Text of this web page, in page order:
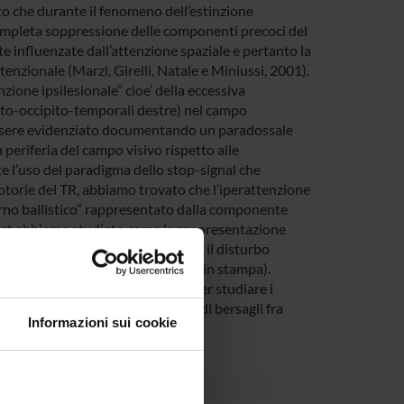
Informazioni sui cookie
che durante il fenomeno dell’estinzione
soppressione delle componenti precoci del
influenzate dall’attenzione spaziale e pertanto la
(Marzi, Girelli, Natale e Miniussi, 2001).
ipsilesionale” cioe’ della eccessiva
occipito-temporali destre) nel campo
evidenziato documentando un paradossale
periferia del campo visivo rispetto alle
l’uso del paradigma dello stop-signal che
del TR, abbiamo trovato che l’iperattenzione
ballistico” rappresentato dalla componente
abbiamo studiato come la rappresentazione
studi hanno dimostrato che il disturbo
quella endogena (Marzi et al, in stampa).
un paradigma di ricerca visiva per studiare i
del meccanismo di ricerca di bersagli fra